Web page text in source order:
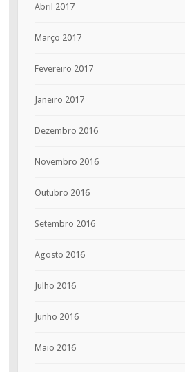
Abril 2017
Março 2017
Fevereiro 2017
Janeiro 2017
Dezembro 2016
Novembro 2016
Outubro 2016
Setembro 2016
Agosto 2016
Julho 2016
Junho 2016
Maio 2016